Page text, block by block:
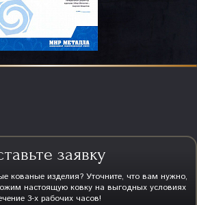
заявку
кованые изделия? Уточните, что вам нужно,
настоящую ковку на выгодных условиях
3-х рабочих часов!